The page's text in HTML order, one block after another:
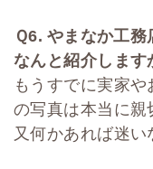
Ｑ6. やまなか工務
なんと紹介します
もうすでに実家
の写真は本当に親
又何かあれば迷い